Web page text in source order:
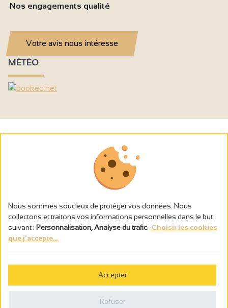
Nos engagements qualité
Votre avis nous intéresse
MÉTÉO
L’abus d’alcool est dangereux pour la santé, à consommer avec
Politique de confidentialité
Nous sommes soucieux de protéger vos données. Nous
collectons et traitons vos informations personnelles dans le but
suivant : Personnalisation, Analyse du trafic Choisir les cookies
que j'accepte...
Accepter
Refuser